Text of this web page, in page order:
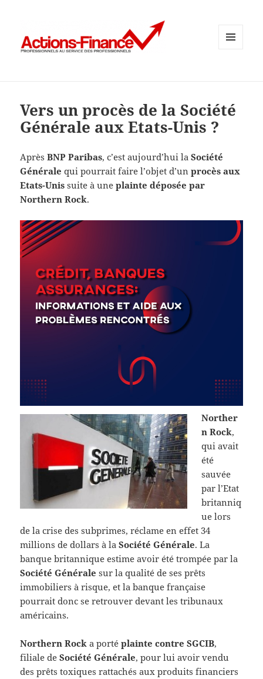
Vers un procès de la Société
Générale aux Etats-Unis ?
AprèsBNP Paribas, c’est aujourd’hui laSociété
Générale qui pourrait faire l’objet d’unprocès aux
Etats-Unis suite à uneplainte déposée par
Northern Rock.
Norther
n Rock,
qui avait
été
sauvée
par l’Etat
britanniq
ue lors
de la crise des subprimes, réclame en effet 34
millions de dollars à laSociété Générale. La
banque britannique estime avoir été trompée par la
Société Générale sur la qualité de ses prêts
immobiliers à risque, et la banque française
pourrait donc se retrouver devant les tribunaux
américains.
Northern Rock a portéplainte contre SGCIB,
filiale deSociété Générale, pour lui avoir vendu
des prêts toxiques rattachés aux produits financiers